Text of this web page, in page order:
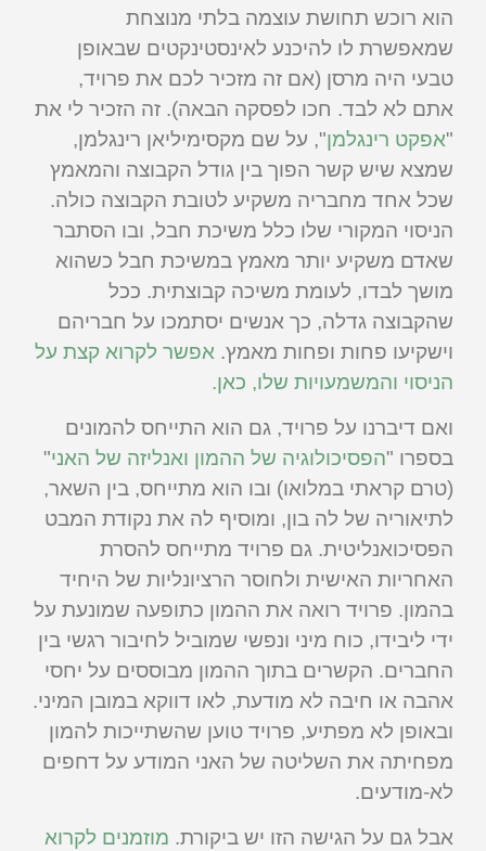
הוא רוכש תחושת עוצמה בלתי מנוצחת
שמאפשרת לו להיכנע לאינסטינקטים שבאופן
טבעי היה מרסן (אם זה מזכיר לכם את פרויד,
אתם לא לבד. חכו לפסקה הבאה). זה הזכיר לי את
"אפקט רינגלמן", על שם מקסימיליאן רינגלמן,
שמצא שיש קשר הפוך בין גודל הקבוצה והמאמץ
שכל אחד מחבריה משקיע לטובת הקבוצה כולה.
הניסוי המקורי שלו כלל משיכת חבל, ובו הסתבר
שאדם משקיע יותר מאמץ במשיכת חבל כשהוא
מושך לבדו, לעומת משיכה קבוצתית. ככל
שהקבוצה גדלה, כך אנשים יסתמכו על חבריהם
וישקיעו פחות ופחות מאמץ. אפשר לקרוא קצת על
הניסוי והמשמעויות שלו, כאן.
ואם דיברנו על פרויד, גם הוא התייחס להמונים
בספרו "הפסיכולוגיה של ההמון ואנליזה של האני"
(טרם קראתי במלואו) ובו הוא מתייחס, בין השאר,
לתיאוריה של לה בון, ומוסיף לה את נקודת המבט
הפסיכואנליטית. גם פרויד מתייחס להסרת
האחריות האישית ולחוסר הרציונליות של היחיד
בהמון. פרויד רואה את ההמון כתופעה שמונעת על
ידי ליבידו, כוח מיני ונפשי שמוביל לחיבור רגשי בין
החברים. הקשרים בתוך ההמון מבוססים על יחסי
אהבה או חיבה לא מודעת, לאו דווקא במובן המיני.
ובאופן לא מפתיע, פרויד טוען שהשתייכות להמון
מפחיתה את השליטה של האני המודע על דחפים
לא-מודעים.
אבל גם על הגישה הזו יש ביקורת. מוזמנים לקרוא